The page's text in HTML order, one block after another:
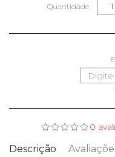
Quantidade
0
Descrição